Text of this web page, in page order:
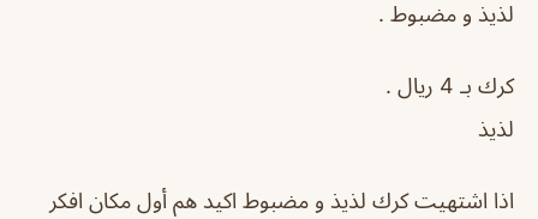
لذيذ و مضبوط .
كرك بـ 4 ريال .
لذيذ
اذا اشتهيت كرك لذيذ و مضبوط اكيد هم أول مكان افكر